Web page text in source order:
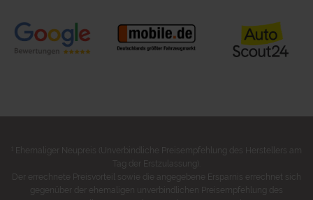
Ehemaliger Neupreis (Unverbindliche Preisempfehlung des Herstellers am
Tag der Erstzulassung).
Der errechnete Preisvorteil sowie die angegebene Ersparnis errechnet sich
gegenüber der ehemaligen unverbindlichen Preisempfehlung des